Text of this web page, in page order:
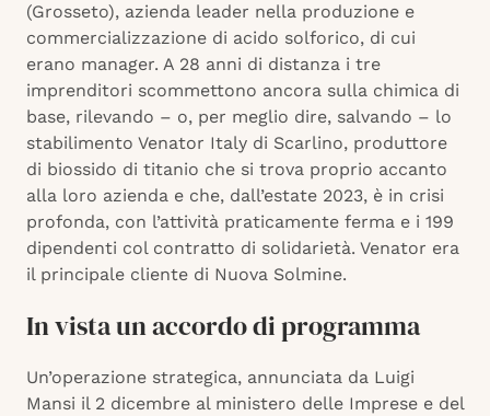
(Grosseto), azienda leader nella produzione e
commercializzazione di acido solforico, di cui
erano manager. A 28 anni di distanza i tre
imprenditori scommettono ancora sulla chimica di
base, rilevando – o, per meglio dire, salvando – lo
stabilimento Venator Italy di Scarlino, produttore
di biossido di titanio che si trova proprio accanto
alla loro azienda e che, dall’estate 2023, è in crisi
profonda, con l’attività praticamente ferma e i 199
dipendenti col contratto di solidarietà. Venator era
il principale cliente di Nuova Solmine.
In vista un accordo di programma
Un’operazione strategica, annunciata da Luigi
Mansi il 2 dicembre al ministero delle Imprese e del